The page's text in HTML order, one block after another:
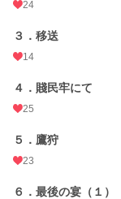
24
３．移送
14
４．賤民牢にて
25
５．鷹狩
23
６．最後の宴（１）